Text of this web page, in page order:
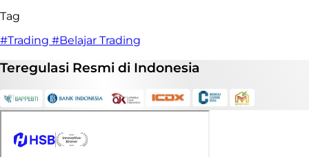
Tag
#Trading #Belajar Trading
Teregulasi Resmi di Indonesia